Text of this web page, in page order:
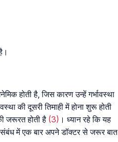
होती है, जिस कारण उन्हें गर्भावस्था
की दूसरी तिमाही में होना शुरू होती
जरूरत होती है (3) । ध्यान रहे कि यह
में एक बार अपने डॉक्टर से जरूर बात